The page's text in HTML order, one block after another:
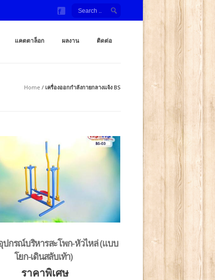
ายกลางแจ้ง สนามเด็กเล่น โรงงานผู้ผลิต เครื่องออกกำลัง
กายกลางเเจ้ง ราคาถูกจากโรงงาน สนามเด็กเล่น กระดานลื่น สไลเดอร์ ชิง
แคตตาล็อก ผลงาน ติดต่อ
Home / เครื่องออกกำลังกายกลางแจ้ง BS
ปกรณ์บริหารสะโพก-หัวไหล่ (แบบ
โยก-เดินสลับเท้า)
ราคาพิเศษ